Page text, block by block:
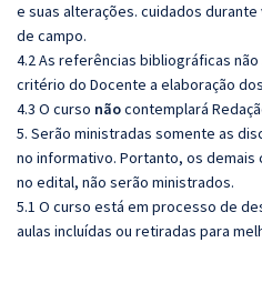
e suas alterações. cuidados
de campo.
4.2 As referências bibliográficas
critério do Docente a elaboração
4.3 O curso nãocontemplará
5. Serão ministradas somente as
no informativo. Portanto, os
no edital, não serão ministrados.
5.1 O curso está em processo de
aulas incluídas ou retiradas para